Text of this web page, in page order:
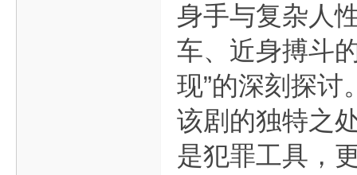
身手与复杂人
车、近身搏斗
现”的深刻探讨
该剧的独特之
是犯罪工具，